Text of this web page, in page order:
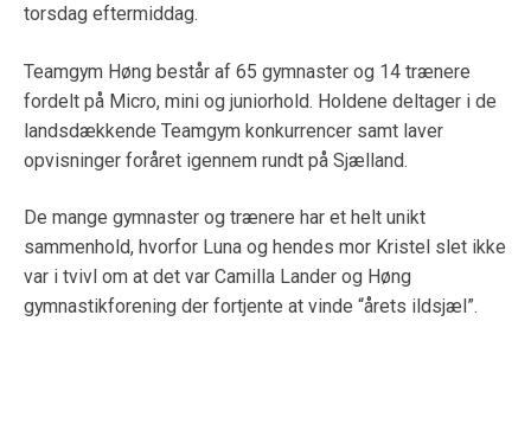
torsdag eftermiddag.
Teamgym Høng består af 65 gymnaster og 14 trænere
fordelt på Micro, mini og juniorhold. Holdene deltager i de
landsdækkende Teamgym konkurrencer samt laver
opvisninger foråret igennem rundt på Sjælland.
De mange gymnaster og trænere har et helt unikt
sammenhold, hvorfor Luna og hendes mor Kristel slet ikke
var i tvivl om at det var Camilla Lander og Høng
gymnastikforening der fortjente at vinde “årets ildsjæl”.